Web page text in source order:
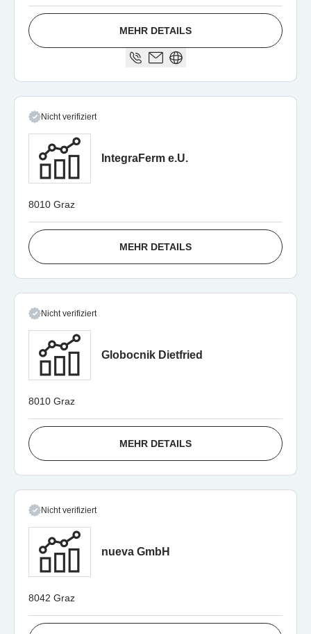
MEHR DETAILS
Nicht verifiziert
IntegraFerm e.U.
8010 Graz
MEHR DETAILS
Nicht verifiziert
Globocnik Dietfried
8010 Graz
MEHR DETAILS
Nicht verifiziert
nueva GmbH
8042 Graz